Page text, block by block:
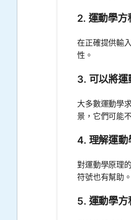
2. 運動學方
在正確提供輸
性。
3. 可以將運
大多數運動學
景，它們可能
4. 理解運動
對運動學原理
符號也有幫助。
5. 運動學方